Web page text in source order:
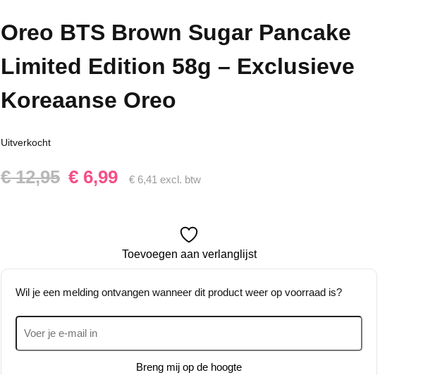
Oreo BTS Brown Sugar Pancake
Limited Edition 58g – Exclusieve
Koreaanse Oreo
Uitverkocht
€12,95
Oorspronkelijke
€ 6,99
Huidige
€ 6,41 excl. btw
Toevoegen aan verlanglijst
Wil je een melding ontvangen wanneer dit product weer op voorraad is?
Breng mij op de hoogte